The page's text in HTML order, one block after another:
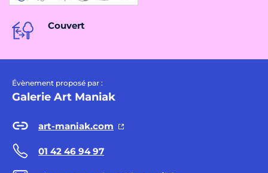
Couvert
Évènement proposé par :
Galerie Art Maniak
art-maniak.com
01 42 46 94 97